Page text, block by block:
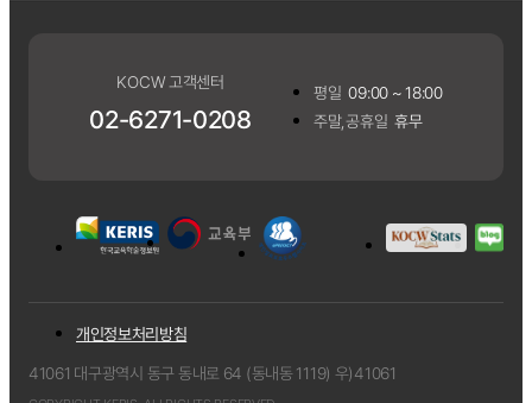
KOCW 고객센터
02-6271-0208
평일 09:00 ~ 18:00
주말,공휴일 휴무
개인정보처리방침
41061 대구광역시 동구 동내로 64 (동내동 1119) 우)41061